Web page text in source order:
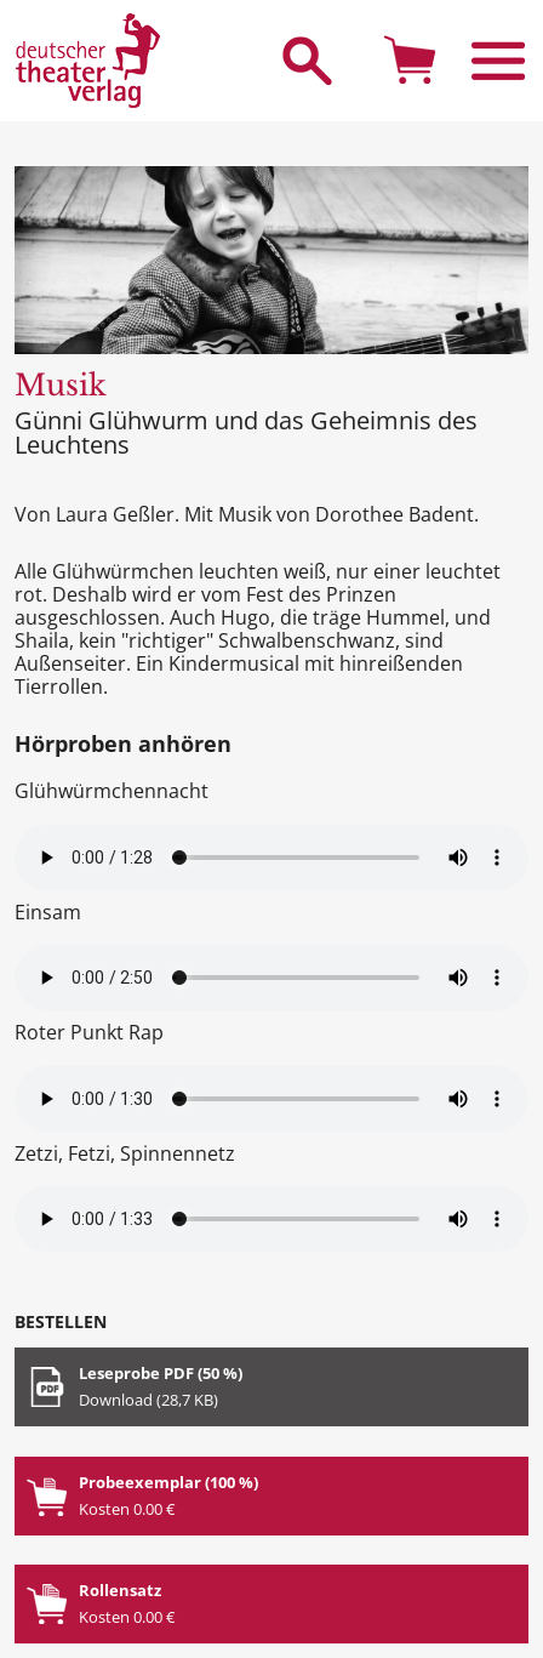
Musik
Günni Glühwurm und das Geheimnis des
Leuchtens
Von Laura Geßler. Mit Musik von Dorothee Badent.
Alle Glühwürmchen leuchten weiß, nur einer leuchtet
rot. Deshalb wird er vom Fest des Prinzen
ausgeschlossen. Auch Hugo, die träge Hummel, und
Shaila, kein "richtiger" Schwalbenschwanz, sind
Außenseiter. Ein Kindermusical mit hinreißenden
Tierrollen.
Hörproben anhören
Glühwürmchennacht
Einsam
Roter Punkt Rap
Zetzi, Fetzi, Spinnennetz
BESTELLEN
Leseprobe PDF (50 %)
Download (28,7 KB)
Probeexemplar (100 %)
Kosten 0.00 €
Rollensatz
Kosten 0.00 €